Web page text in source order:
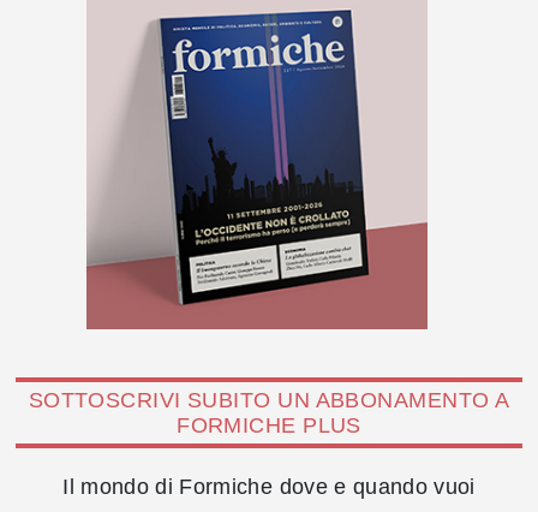
SOTTOSCRIVI SUBITO UN ABBONAMENTO A
FORMICHE PLUS
Il mondo di Formiche dove e quando vuoi